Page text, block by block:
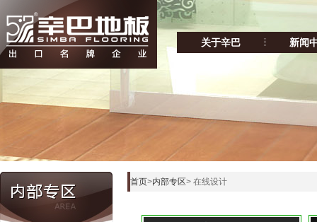
关于辛巴 新闻
首页>内部专区> 在线设计